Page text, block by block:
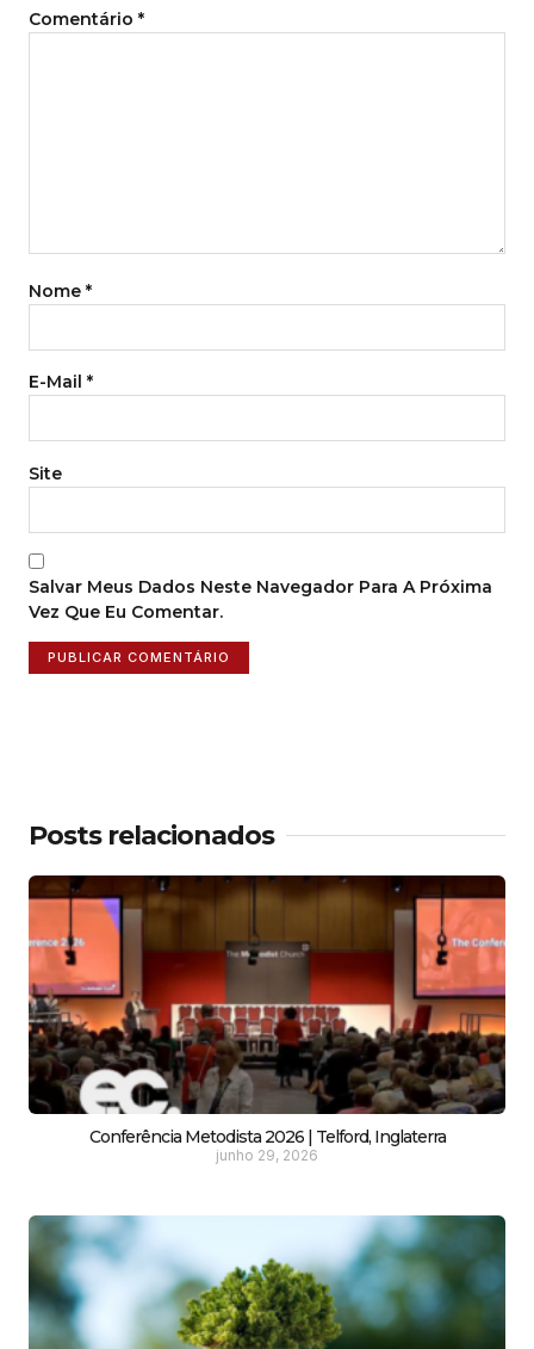
Comentário *
Nome *
E-Mail *
Site
Salvar Meus Dados Neste Navegador Para A Próxima
Vez Que Eu Comentar.
Posts relacionados
Conferência Metodista 2026 | Telford, Inglaterra
junho 29, 2026